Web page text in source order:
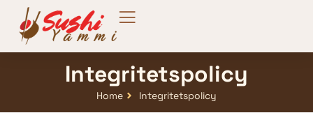
Integritetspolicy
Home Integritetspolicy